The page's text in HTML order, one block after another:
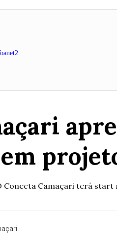
em
Conecta Camaçari terá start